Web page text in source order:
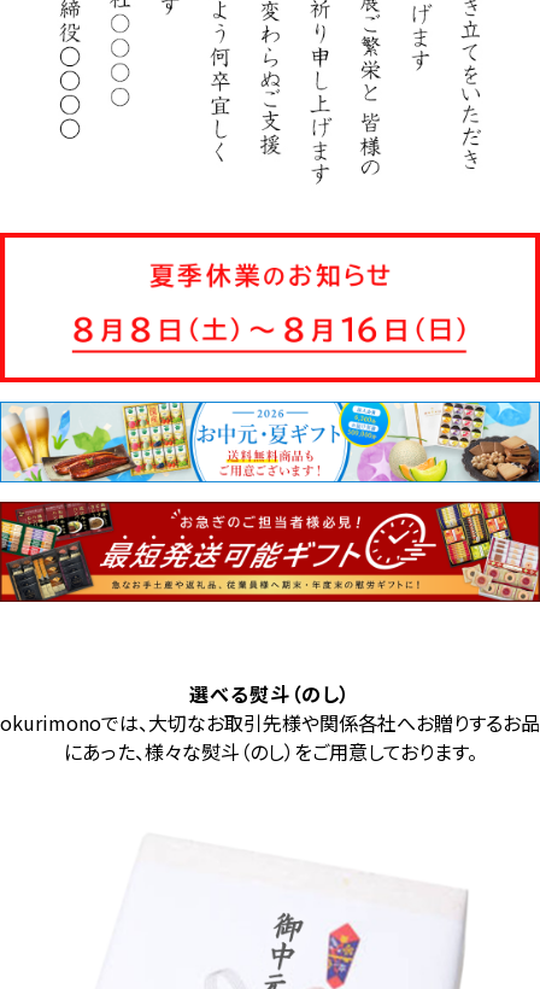
選べる熨斗（のし）
okurimonoでは、大切なお取引先様や関係各社へお贈りするお品
にあった、様々な熨斗（のし）をご用意しております。